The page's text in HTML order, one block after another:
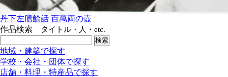
丹下左膳餘話 百萬両の壺
作品検索
タイトル・人・etc.
地域・建築で探す
学校・会社・団体で探す
店舗・料理・特産品で探す